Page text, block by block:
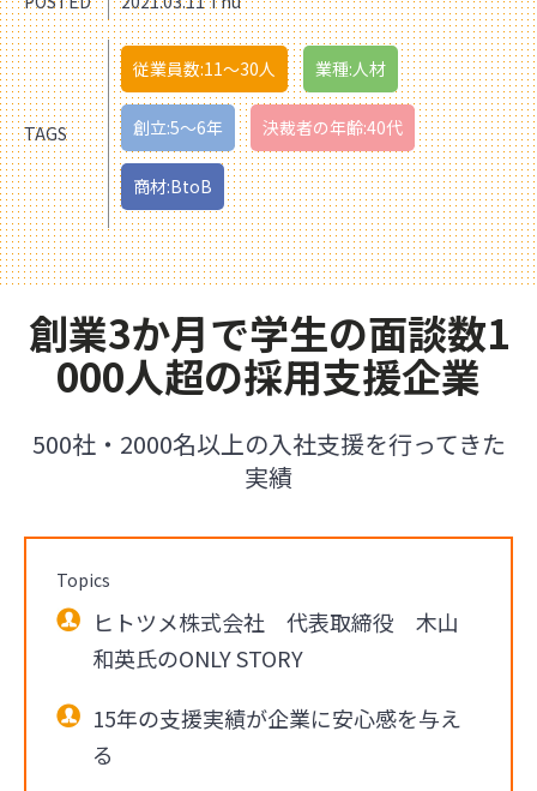
TAGS
従業員数:11〜30人 業種:人材
創立:5〜6年 決裁者の年齢:40代
商材:BtoB
創業3か月で学生の面談数1
000人超の採用支援企業
500社・2000名以上の入社支援を行ってきた
実績
Topics
ヒトツメ株式会社 代表取締役 木山
和英氏のONLY STORY
15年の支援実績が企業に安心感を与え
る